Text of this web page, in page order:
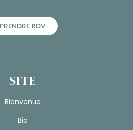
PRENDRE RDV
SITE
Bienvenue
Bio